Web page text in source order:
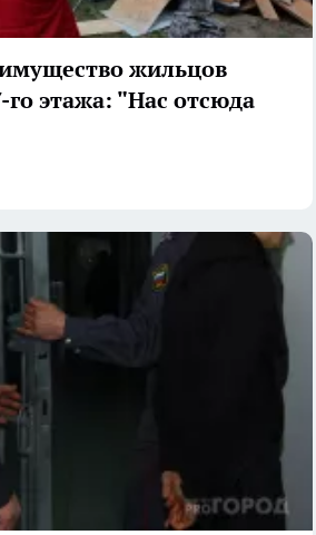
жильцов
го этажа: "Нас отсюда